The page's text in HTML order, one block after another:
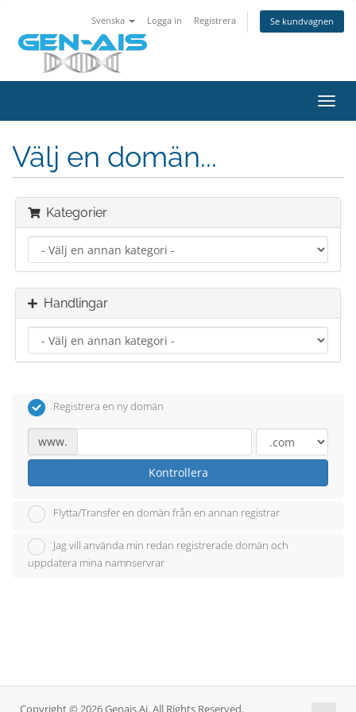
Svenska Logga in Registrera Se kundvagnen
Välj en domän...
Kategorier
Handlingar
Registrera en ny domän
www.
Kontrollera
Flytta/Transfer en domän från en annan registrar
Jag vill använda min redan registrerade domän och
uppdatera mina namnservrar
Copyright © 2026 Genais.Ai. All Rights Reserved.